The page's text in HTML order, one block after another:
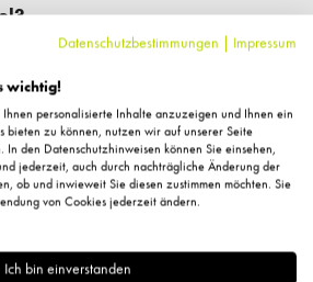
Artikel
Datenschutzbestimmungen | Impressum
wichtig!
personalisierte Inhalte anzuzeigen und Ihnen ein
bieten zu können, nutzen wir auf unserer Seite
In den Datenschutzhinweisen können Sie einsehen,
jederzeit, auch durch nachträgliche Änderung der
ob und inwieweit Sie diesen zustimmen möchten. Sie
von Cookies jederzeit ändern.
Ich bin einverstanden